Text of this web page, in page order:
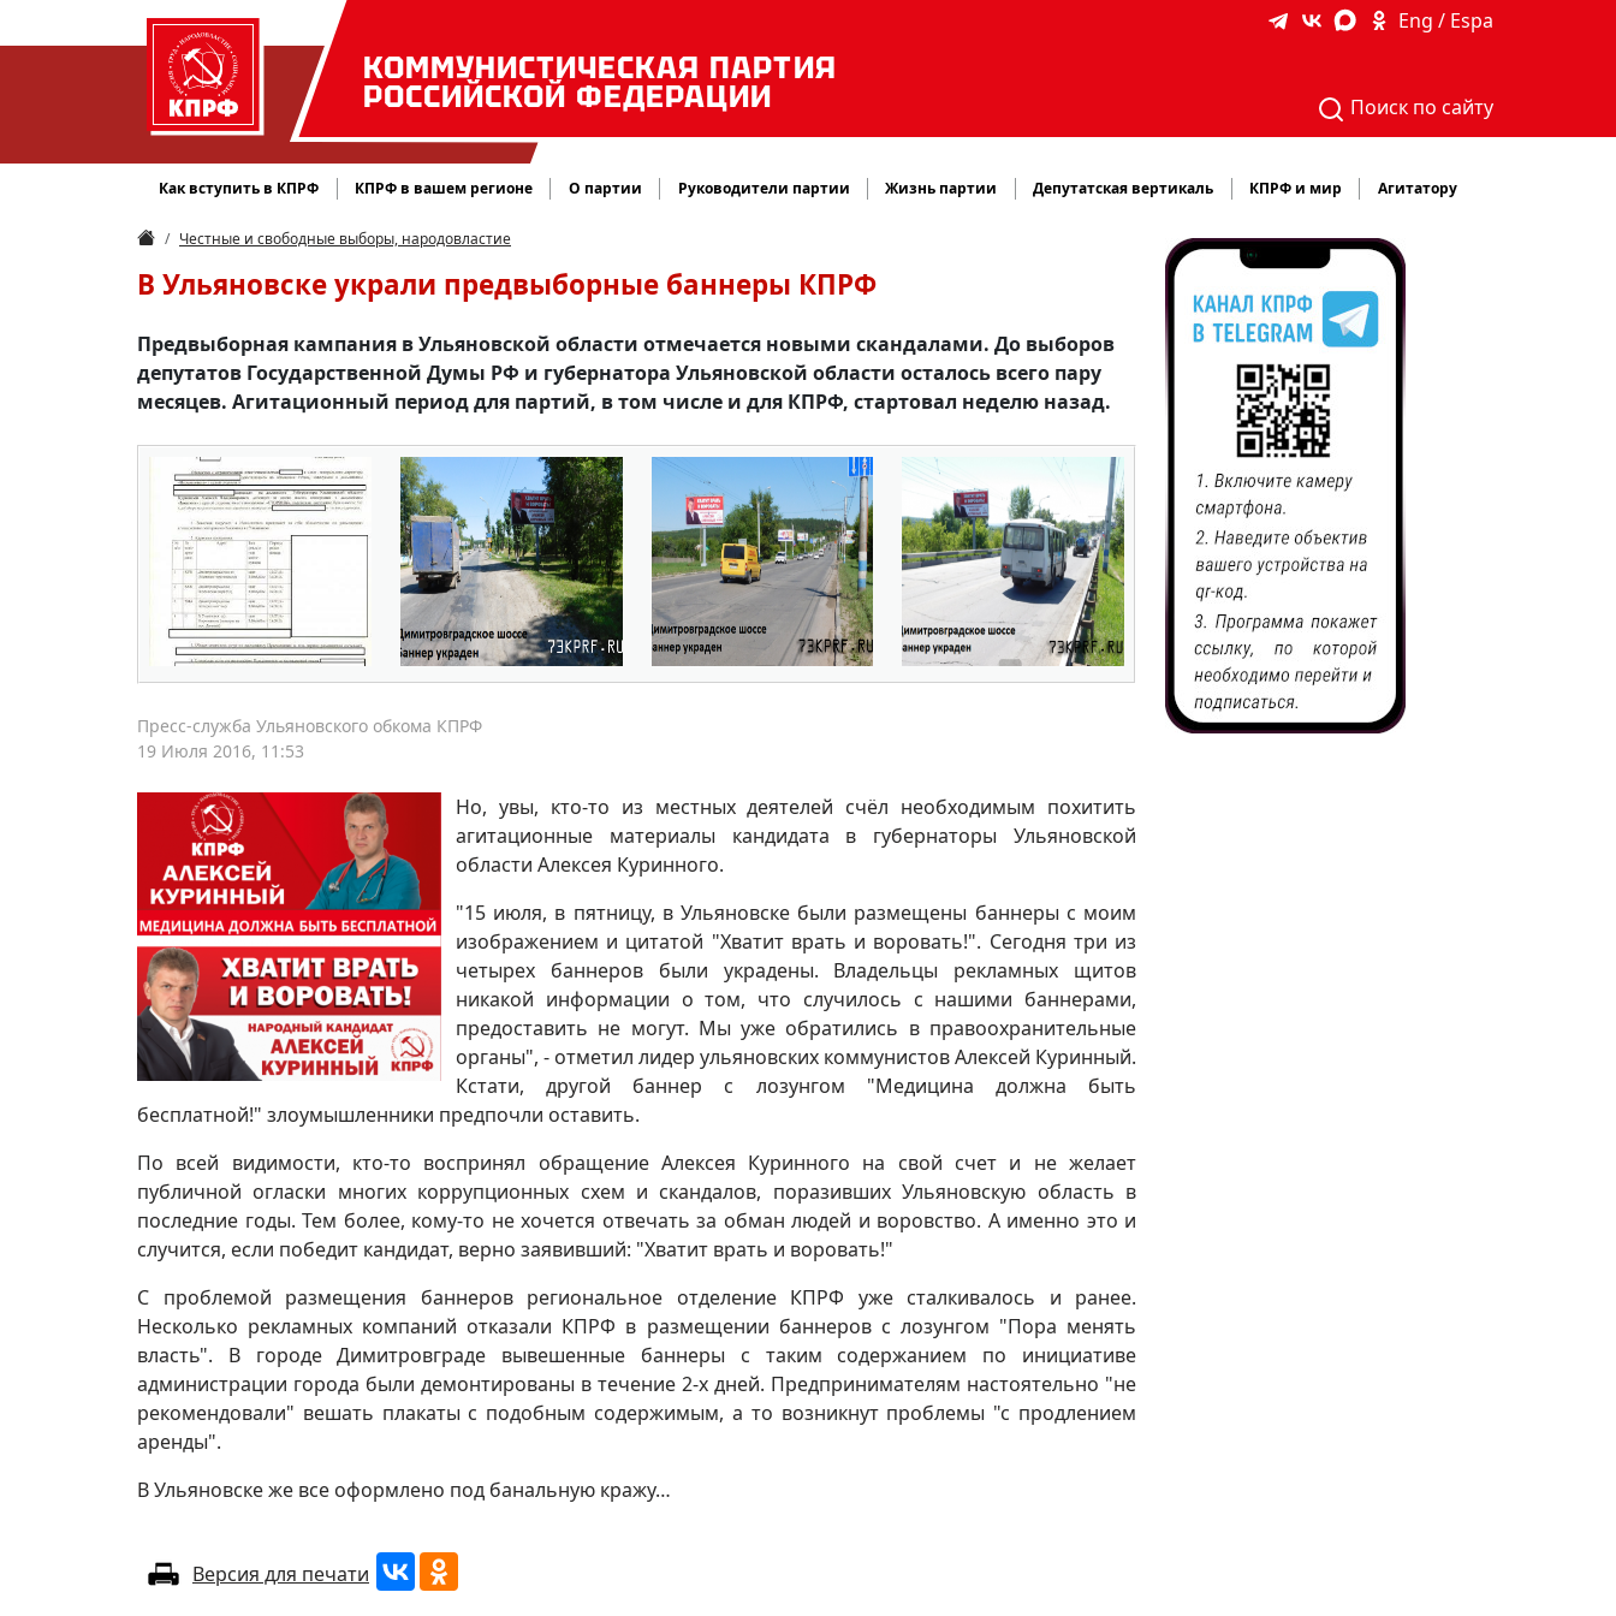
КОММУНИСТИЧЕСКАЯ ПАРТИЯ
РОССИЙСКОЙ ФЕДЕРАЦИИ
Eng / Espa
Поиск по сайту
Как вступить в КПРФ КПРФ в вашем регионе О партии Руководители партии Жизнь партии Депутатская вертикаль КПРФ и мир Агитатору
Честные и свободные выборы, народовластие
В Ульяновске украли предвыборные баннеры КПРФ
Предвыборная кампания в Ульяновской области отмечается новыми скандалами. До выборов
депутатов Государственной Думы РФ и губернатора Ульяновской области осталось всего пару
месяцев. Агитационный период для партий, в том числе и для КПРФ, стартовал неделю назад.
Пресс-служба Ульяновского обкома КПРФ
19 Июля 2016, 11:53
Но, увы, кто-то из местных деятелей счёл необходимым похитить
агитационные материалы кандидата в губернаторы Ульяновской
области Алексея Куринного.
"15 июля, в пятницу, в Ульяновске были размещены баннеры с моим
изображением и цитатой "Хватит врать и воровать!". Сегодня три из
четырех баннеров были украдены. Владельцы рекламных щитов
никакой информации о том, что случилось с нашими баннерами,
предоставить не могут. Мы уже обратились в правоохранительные
органы", - отметил лидер ульяновских коммунистов Алексей Куринный.
Кстати, другой баннер с лозунгом "Медицина должна быть
бесплатной!" злоумышленники предпочли оставить.
По всей видимости, кто-то воспринял обращение Алексея Куринного на свой счет и не желает
публичной огласки многих коррупционных схем и скандалов, поразивших Ульяновскую область в
последние годы. Тем более, кому-то не хочется отвечать за обман людей и воровство. А именно это и
случится, если победит кандидат, верно заявивший: "Хватит врать и воровать!"
С проблемой размещения баннеров региональное отделение КПРФ уже сталкивалось и ранее.
Несколько рекламных компаний отказали КПРФ в размещении баннеров с лозунгом "Пора менять
власть". В городе Димитровграде вывешенные баннеры с таким содержанием по инициативе
администрации города были демонтированы в течение 2-х дней. Предпринимателям настоятельно "не
рекомендовали" вешать плакаты с подобным содержимым, а то возникнут проблемы "с продлением
аренды".
В Ульяновске же все оформлено под банальную кражу…
Версия для печати